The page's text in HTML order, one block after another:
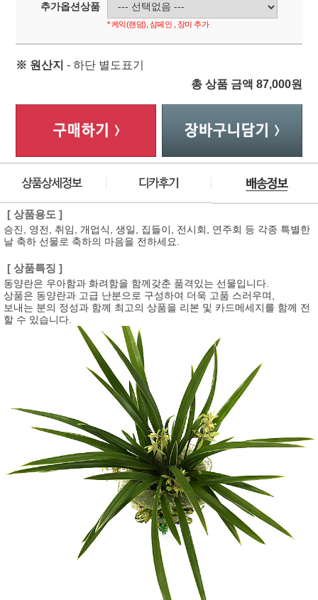
추가옵션상품
* 케익(랜덤), 샴페인 , 장미 추가
※ 원산지 - 하단 별도표기
총 상품 금액 87,000원
[ 상품용도 ]
승진, 영전, 취임, 개업식, 생일, 집들이, 전시회, 연주회 등 각종 특별한
날 축하 선물로 축하의 마음을 전하세요.
[ 상품특징 ]
동양란은 우아함과 화려함을 함께갖춘 품격있는 선물입니다.
상품은 동양란과 고급 난분으로 구성하여 더욱 고품 스러우며,
보내는 분의 정성과 함께 최고의 상품을 리본 및 카드메세지를 함께 전
할 수 있습니다.